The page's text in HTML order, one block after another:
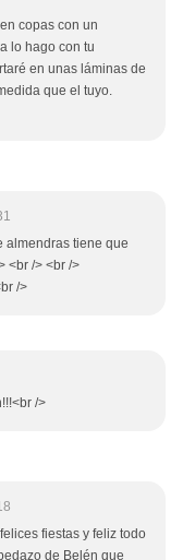
copas con un
lo hago con tu
en unas láminas de
que el tuyo.
almendras tiene que
<br /> <br />
/>
/>
fiestas y feliz todo
de Belén que